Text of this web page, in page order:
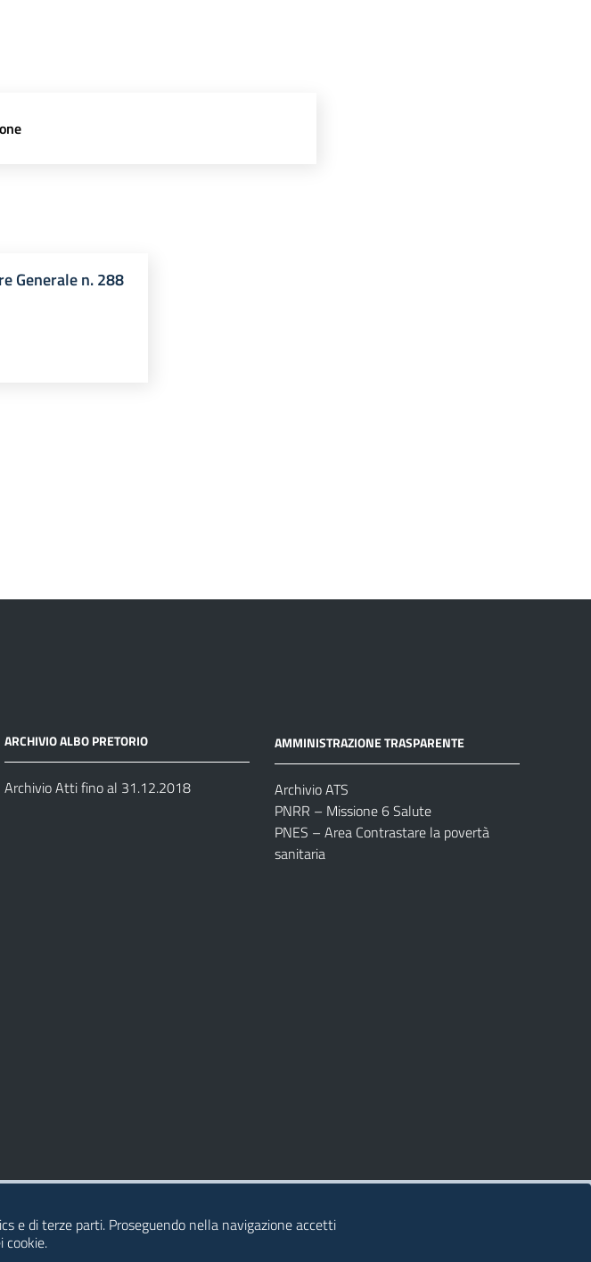
Generale n. 288
ARCHIVIO ALBO PRETORIO
Archivio Atti fino al 31.12.2018
AMMINISTRAZIONE TRASPARENTE
Archivio ATS
PNRR – Missione 6 Salute
PNES – Area Contrastare la povertà
sanitaria
e di terze parti. Proseguendo nella navigazione accetti
cookie.